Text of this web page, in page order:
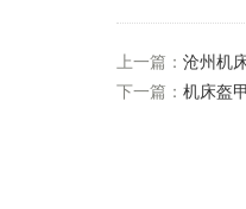
上一篇： 沧州机
下一篇： 机床盔